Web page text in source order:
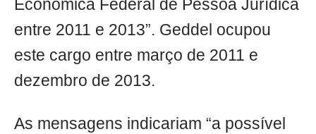
Econômica Federal de Pessoa Jurídica
entre 2011 e 2013”. Geddel ocupou
este cargo entre março de 2011 e
dezembro de 2013.
As mensagens indicariam “a possível